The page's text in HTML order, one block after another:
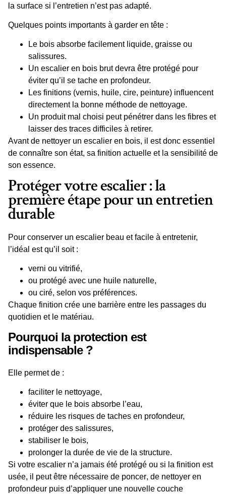
la surface si l’entretien n’est pas adapté.
Quelques points importants à garder en tête :
Le bois absorbe facilement liquide, graisse ou
salissures.
Un escalier en bois brut devra être protégé pour
éviter qu’il se tache en profondeur.
Les finitions (vernis, huile, cire, peinture) influencent
directement la bonne méthode de nettoyage.
Un produit mal choisi peut pénétrer dans les fibres et
laisser des traces difficiles à retirer.
Avant de nettoyer un escalier en bois, il est donc essentiel
de connaître son état, sa finition actuelle et la sensibilité de
son essence.
Protéger votre escalier : la
première étape pour un entretien
durable
Pour conserver un escalier beau et facile à entretenir,
l’idéal est qu’il soit :
verni ou vitrifié,
ou protégé avec une huile naturelle,
ou ciré, selon vos préférences.
Chaque finition crée une barrière entre les passages du
quotidien et le matériau.
Pourquoi la protection est
indispensable ?
Elle permet de :
faciliter le nettoyage,
éviter que le bois absorbe l’eau,
réduire les risques de taches en profondeur,
protéger des salissures,
stabiliser le bois,
prolonger la durée de vie de la structure.
Si votre escalier n’a jamais été protégé ou si la finition est
usée, il peut être nécessaire de poncer, de nettoyer en
profondeur puis d’appliquer une nouvelle couche